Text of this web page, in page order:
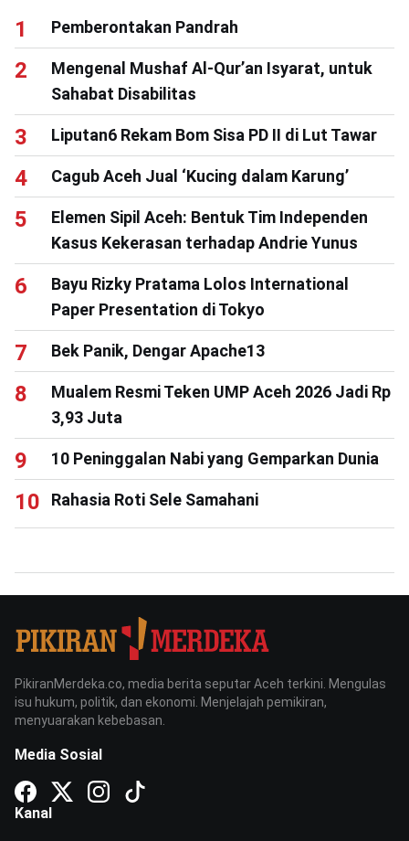
Pemberontakan Pandrah
Mengenal Mushaf Al-Qur’an Isyarat, untuk
Sahabat Disabilitas
Liputan6 Rekam Bom Sisa PD II di Lut Tawar
Cagub Aceh Jual ‘Kucing dalam Karung’
Elemen Sipil Aceh: Bentuk Tim Independen
Kasus Kekerasan terhadap Andrie Yunus
Bayu Rizky Pratama Lolos International
Paper Presentation di Tokyo
Bek Panik, Dengar Apache13
Mualem Resmi Teken UMP Aceh 2026 Jadi Rp
3,93 Juta
10 Peninggalan Nabi yang Gemparkan Dunia
Rahasia Roti Sele Samahani
PikiranMerdeka.co, media berita seputar Aceh terkini. Mengulas
isu hukum, politik, dan ekonomi. Menjelajah pemikiran,
menyuarakan kebebasan.
Media Sosial
Kanal